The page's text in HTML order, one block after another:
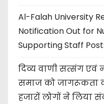
Al-Falah University
Notification Out for
Supporting Staff
दिव्य वाणी सत्संग एवं
समाज को जागरूकता
हजारों लोगों ने लिया